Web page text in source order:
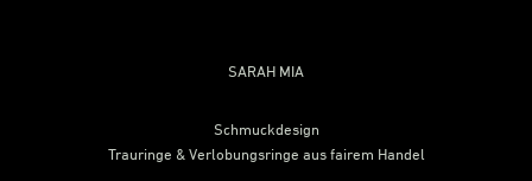
SARAH MIA
Schmuckdesign
Trauringe & Verlobungsringe aus fairem Handel